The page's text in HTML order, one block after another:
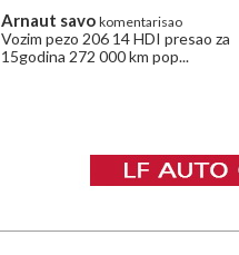
Arnaut savo komentarisao
Vozim pezo 206 14 HDI presao za
15godina 272 000 km pop...